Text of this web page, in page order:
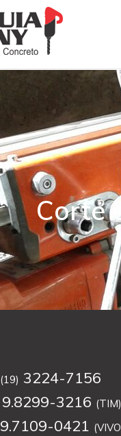
Corte
(19) 3224-7156
9.8299-3216 (TIM)
9.7109-0421